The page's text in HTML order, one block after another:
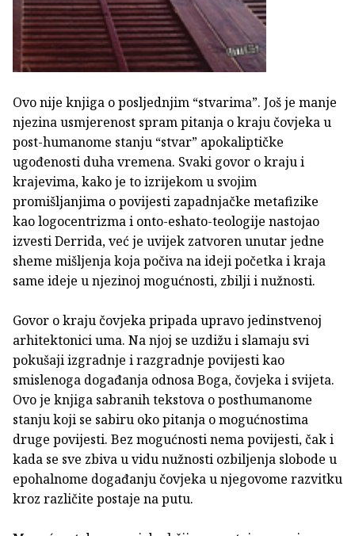
Ovo nije knjiga o posljednjim “stvarima”. Još je manje
njezina usmjerenost spram pitanja o kraju čovjeka u
post-humanome stanju “stvar” apokaliptičke
ugođenosti duha vremena. Svaki govor o kraju i
krajevima, kako je to izrijekom u svojim
promišljanjima o povijesti zapadnjačke metafizike
kao logocentrizma i onto-eshato-teologije nastojao
izvesti Derrida, već je uvijek zatvoren unutar jedne
sheme mišljenja koja počiva na ideji početka i kraja
same ideje u njezinoj mogućnosti, zbilji i nužnosti.
Govor o kraju čovjeka pripada upravo jedinstvenoj
arhitektonici uma. Na njoj se uzdižu i slamaju svi
pokušaji izgradnje i razgradnje povijesti kao
smislenoga događanja odnosa Boga, čovjeka i svijeta.
Ovo je knjiga sabranih tekstova o posthumanome
stanju koji se sabiru oko pitanja o mogućnostima
druge povijesti. Bez mogućnosti nema povijesti, čak i
kada se sve zbiva u vidu nužnosti ozbiljenja slobode u
epohalnome događanju čovjeka u njegovome razvitku
kroz različite postaje na putu.